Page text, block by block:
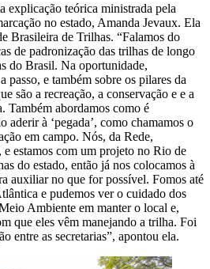
explicação teórica ministrada pela
no estado, Amanda Jevaux. Ela
Brasileira de Trilhas. “Falamos do
de padronização das trilhas de longo
do Brasil. Na oportunidade,
passo, e também sobre os pilares da
são a recreação, a conservação e e a
Também abordamos como é
aderir à ‘pegada’, como chamamos o
em campo. Nós, da Rede,
estamos com um projeto no Rio de
do estado, então já nos colocamos à
auxiliar no que for possível. Fomos até
e pudemos ver o cuidado dos
Ambiente em manter o local e,
que eles vêm manejando a trilha. Foi
entre as secretarias”, apontou ela.